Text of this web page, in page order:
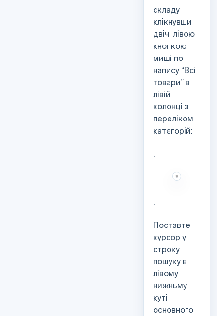
складу
клікнувши
двічі лівою
кнопкою
миші по
напису “Всі
товари” в
лівій
колонці з
переліком
категорій:
.
.
Поставте
курсор у
строку
пошуку в
лівому
нижньму
куті
основного